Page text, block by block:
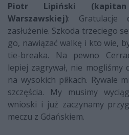
Piotr Lipiński
Warszawskiej): Gratulacje
zasłużenie. Szkoda trzeciego
go, nawiązać walkę i kto wie,
tie-breaka. Na pewno
lepiej zagrywał, nie
na wysokich piłkach. Rywale
szczęścia. My musimy
wnioski i już zaczynamy
meczu z Gdańskiem.